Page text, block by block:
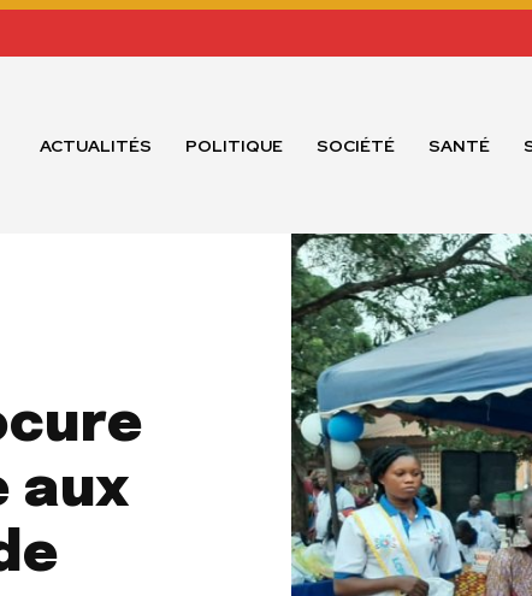
ACTUALITÉS POLITIQUE SOCIÉTÉ SANTÉ
aux